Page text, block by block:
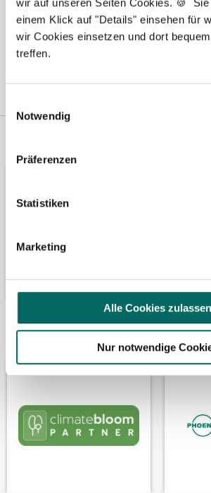
einem Klick auf "Details" einsehen für
wir Cookies einsetzen und dort
treffen.
Notwendig
Präferenzen
Statistiken
Marketing
Alle Cookies zulassen
Nur notwendige
Bäume pflanzen